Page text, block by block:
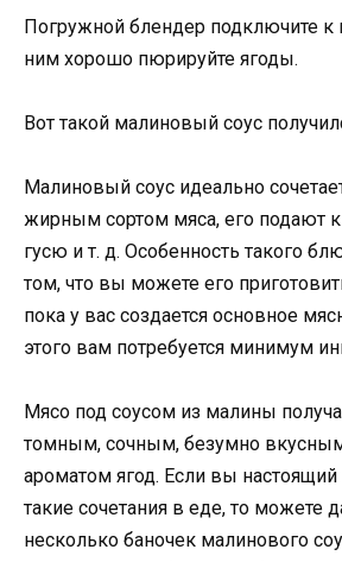
Погружной блендер подключите к
ним хорошо пюрируйте ягоды.
Вот такой малиновый соус
Малиновый соус идеально
жирным сортом мяса, его подают к
гусю и т. д. Особенность такого
том, что вы можете его
пока у вас создается основное
этого вам потребуется минимум
Мясо под соусом из малины
томным, сочным, безумно
ароматом ягод. Если вы
такие сочетания в еде, то можете
несколько баночек малинового